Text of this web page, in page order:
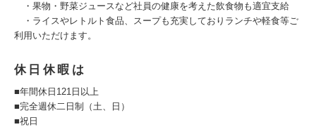
・果物・野菜ジュースなど社員の健康を考えた飲食物も適宜支給
・ライスやレトルト食品、スープも充実しておりランチや軽食等ご
利用いただけます。
休日休暇は
■年間休日121日以上
■完全週休二日制（土、日）
■祝日